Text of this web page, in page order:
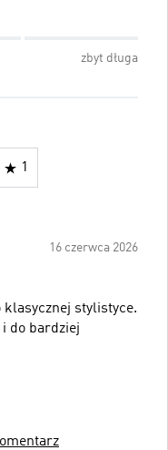
zbyt długa
1
16 czerwca 2026
klasycznej stylistyce.
do bardziej